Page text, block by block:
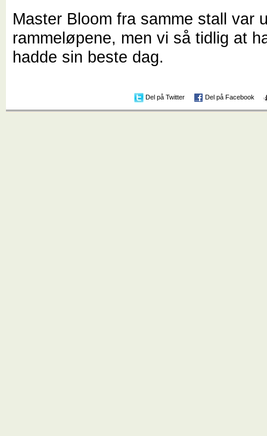
Master Bloom fra samme stall var
rammeløpene, men vi så tidlig at
hadde sin beste dag.
Del på Twitter Del på Facebook